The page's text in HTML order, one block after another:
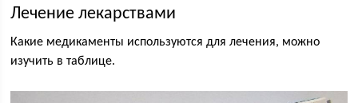
Лечение лекарствами
Какие медикаменты используются для лечения, можно
изучить в таблице.